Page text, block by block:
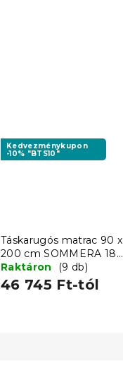
Kedvezménykupon
-10% "BTS10"
Táskarugós matrac 90 x
200 cm SOMMERA 18
cm
Raktáron (9 db)
46 745 Ft-tól